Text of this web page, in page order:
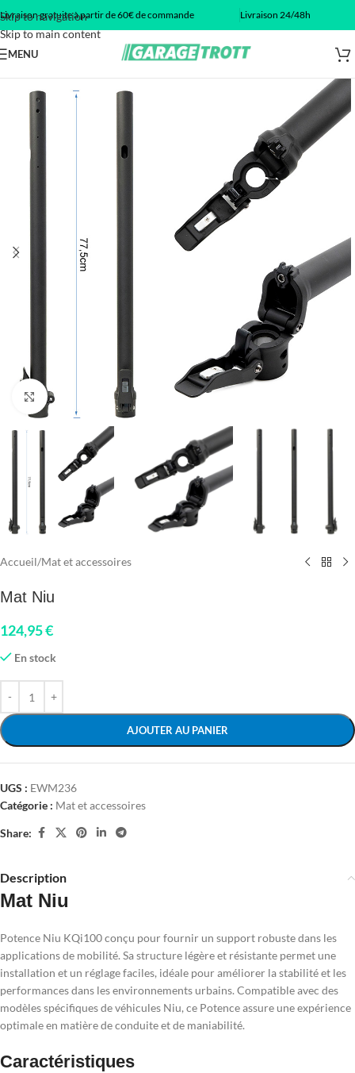
Skip to navigation
Skip to main content
Livraison gratuite à partir de 60€ de commande Livraison 24/48h
MENU
Click to enlarge
Accueil/Mat et accessoires
Mat Niu
124,95€
En stock
AJOUTER AU PANIER
UGS : EWM236
Catégorie : Mat et accessoires
Share:
Description
Mat Niu
Potence Niu KQi100 conçu pour fournir un support robuste dans les
applications de mobilité. Sa structure légère et résistante permet une
installation et un réglage faciles, idéale pour améliorer la stabilité et les
performances dans les environnements urbains. Compatible avec des
modèles spécifiques de véhicules Niu, ce Potence assure une expérience
optimale en matière de conduite et de maniabilité.
Caractéristiques